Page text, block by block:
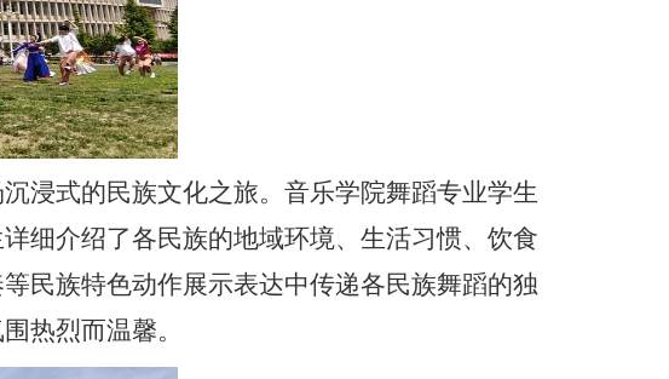
浸式的民族文化之旅。音乐学院舞蹈专业学生
细介绍了各民族的地域环境、生活习惯、饮食
民族特色动作展示表达中传递各民族舞蹈的独
热烈而温馨。